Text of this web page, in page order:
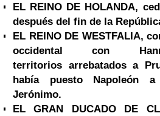
EL REINO DE HOLANDA,
después del fin de la
EL REINO DE WESTFALIA,
occidental con
territorios arrebatados a
había puesto Napoleón
Jerónimo.
EL GRAN DUCADO DE